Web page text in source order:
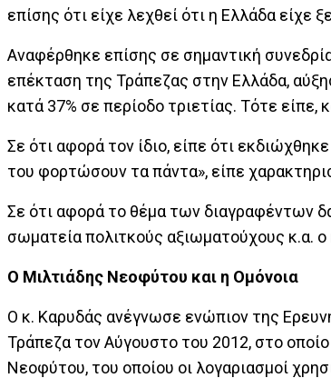
επίσης ότι είχε λεχθεί ότι η Ελλάδα είχε
Αναφέρθηκε επίσης σε σημαντική
επέκταση της Τράπεζας στην Ελλάδα,
κατά 37% σε περίοδο τριετίας. Τότε
Σε ότι αφορά τον ίδιο, είπε ότι
του φορτώσουν τα πάντα», είπε
Σε ότι αφορά το θέμα των διαγραφέντων
σωματεία πολιτκούς αξιωματούχους κ.α.
Ο Μιλτιάδης Νεοφύτου και η Ομόνοια
Ο κ. Καρυδάς ανέγνωσε ενώπιον της
Τράπεζα τον Αύγουστο του 2012, στο
Νεοφύτου, του οποίου οι λογαριασμοί